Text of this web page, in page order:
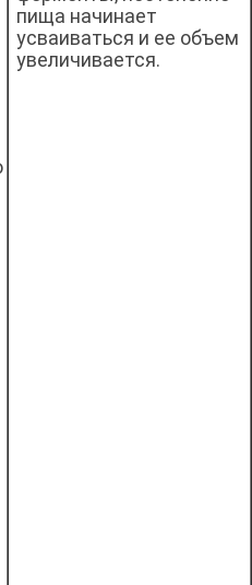
пища начинает
усваиваться и ее объем
увеличивается.